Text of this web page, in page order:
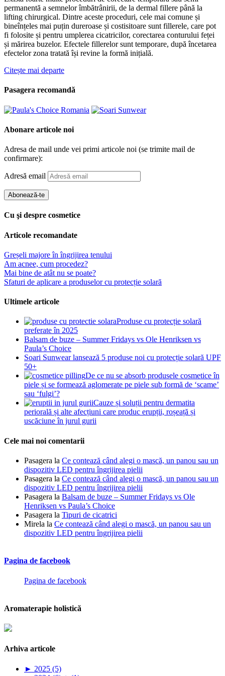
permanentă a semnelor îmbătrânirii, de la dermal fillere până la
lifting chirurgical. Dintre aceste proceduri, cele mai comune și
bineînțeles mai puțin dureroase și costisitoare sunt fillerele, care pot
fi folosite și pentru umplerea cicatricilor, corectarea conturului feței
și mărirea buzelor. Efectele fillerelor sunt temporare, după încetarea
efectelor zona tratată își revine la formă inițială.
Citește mai departe
Pasagera recomandă
Abonare articole noi
Adresa de mail unde vei primi articole noi (se trimite mail de
confirmare):
Adresă email
Abonează-te
Cu şi despre cosmetice
Articole recomandate
Greșeli majore în îngrijirea tenului
Am acnee, cum procedez?
Mai bine de atât nu se poate?
Sfaturi de aplicare a produselor cu protecție solară
Ultimele articole
Produse cu protecție solară
preferate în 2025
Balsam de buze – Summer Fridays vs Ole Henriksen vs
Paula’s Choice
Soari Sunwear lansează 5 produse noi cu protecție solară UPF
50+
De ce nu se absorb produsele cosmetice în
piele și se formează aglomerate pe piele sub formă de ‘scame’
sau ‘fulgi’?
Cauze și soluții pentru dermatita
periorală și alte afecțiuni care produc erupții, roșeață și
uscăciune în jurul gurii
Cele mai noi comentarii
Pasagera la Ce contează când alegi o mască, un panou sau un
dispozitiv LED pentru îngrijirea pielii
Pasagera la Ce contează când alegi o mască, un panou sau un
dispozitiv LED pentru îngrijirea pielii
Pasagera la Balsam de buze – Summer Fridays vs Ole
Henriksen vs Paula’s Choice
Pasagera la Tipuri de cicatrici
Mirela la Ce contează când alegi o mască, un panou sau un
dispozitiv LED pentru îngrijirea pielii
Pagina de facebook
Pagina de facebook
Aromaterapie holistică
Arhiva articole
► 2025 (5)